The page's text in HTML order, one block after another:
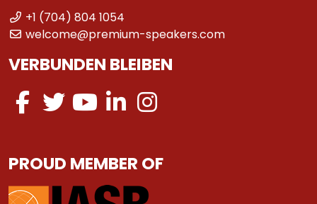
+1 (704) 804 1054
welcome@premium-speakers.com
VERBUNDEN BLEIBEN
PROUD MEMBER OF